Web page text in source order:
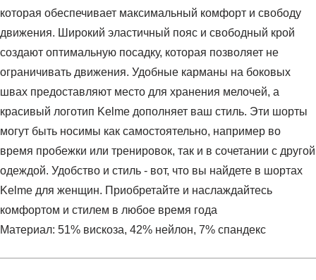
которая обеспечивает максимальный комфорт и свободу
движения. Широкий эластичный пояс и свободный крой
создают оптимальную посадку, которая позволяет не
ограничивать движения. Удобные карманы на боковых
швах предоставляют место для хранения мелочей, а
красивый логотип Kelme дополняет ваш стиль. Эти шорты
могут быть носимы как самостоятельно, например во
время пробежки или тренировок, так и в сочетании с другой
одеждой. Удобство и стиль - вот, что вы найдете в шортах
Kelme для женщин. Приобретайте и наслаждайтесь
комфортом и стилем в любое время года
Материал: 51% вискоза, 42% нейлон, 7% спандекс